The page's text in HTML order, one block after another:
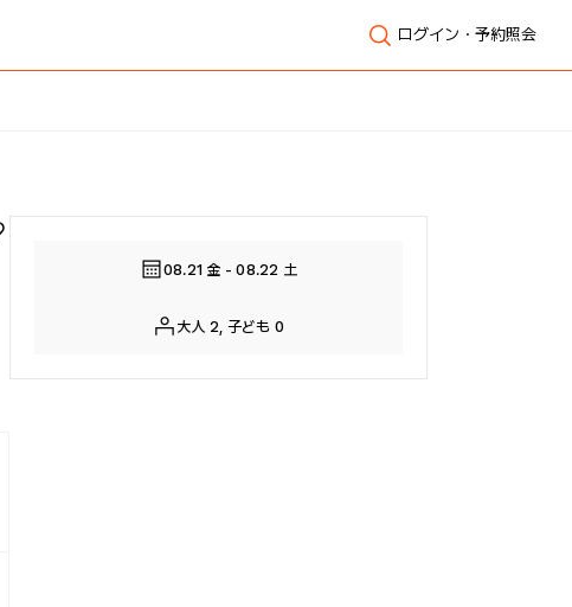
ログイン・予約照会
08.21 金 - 08.22 土
大人 2, 子ども 0